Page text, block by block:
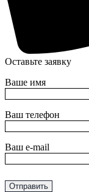
Оставьте заявку
Ваше имя
Ваш телефон
Ваш e-mail